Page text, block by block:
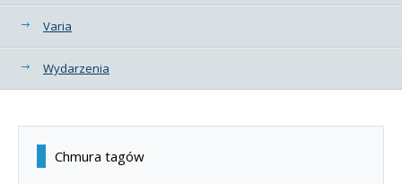
Varia
Wydarzenia
Chmura tagów